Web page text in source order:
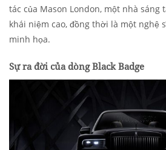
tác của Mason London, một nhà sáng
khái niệm cao, đồng thời là một nghệ
minh họa.
Sự ra đời của dòng Black Badge